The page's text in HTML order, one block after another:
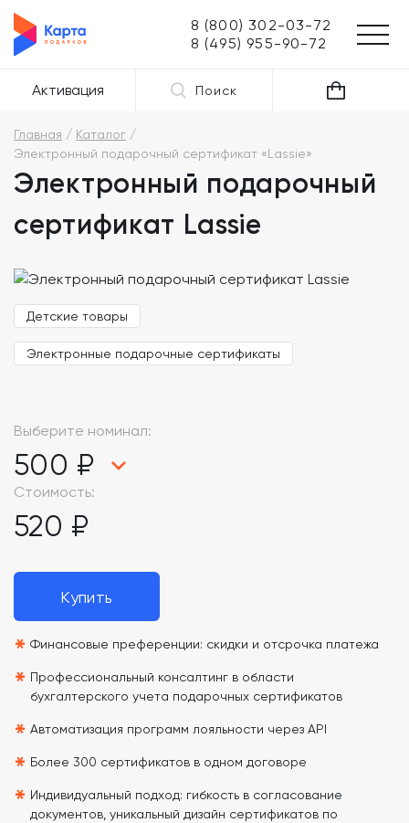
8 (800) 302-03-72
8 (495) 955-90-72
Активация Поиск
Главная
Каталог
Электронный подарочный сертификат «Lassie»
Электронный подарочный
сертификат Lassie
Детские товары
Электронные подарочные сертификаты
Выберите номинал:
500 ₽
Стоимость:
520 ₽
Купить
* Финансовые преференции: скидки и отсрочка платежа
* Профессиональный консалтинг в области
бухгалтерского учета подарочных сертификатов
* Автоматизация программ лояльности через API
* Более 300 сертификатов в одном договоре
* Индивидуальный подход: гибкость в согласование
документов, уникальный дизайн сертификатов по